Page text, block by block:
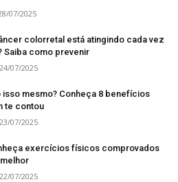
07/2025
colorretal está atingindo cada vez
Saiba como prevenir
24/07/2025
isso mesmo? Conheça 8 benefícios
te contou
23/07/2025
exercícios físicos comprovados
22/07/2025